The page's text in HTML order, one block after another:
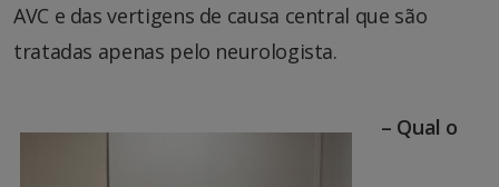
AVC e das vertigens de causa central que são
tratadas apenas pelo neurologista.
– Qual o